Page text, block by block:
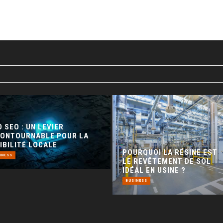
SEO : UN LEVIER
POUR LA
LOCALE
POURQUOI LA RÉSINE EST
LE REVÊTEMENT DE SOL
IDÉAL EN USINE ?
BUSINESS